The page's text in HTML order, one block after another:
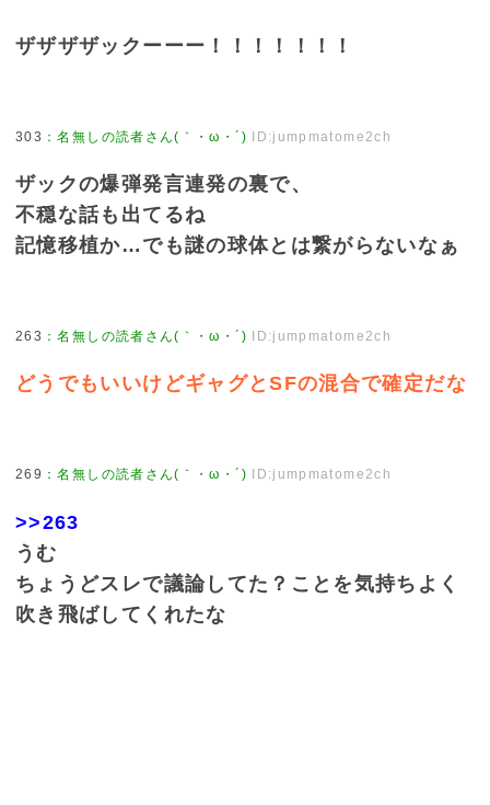
ザザザザックーーー！！！！！！！
303 ：名無しの読者さん(｀・ω・´) ID:jumpmatome2ch
ザックの爆弾発言連発の裏で、
不穏な話も出てるね
記憶移植か…でも謎の球体とは繋がらないなぁ
263 ：名無しの読者さん(｀・ω・´) ID:jumpmatome2ch
どうでもいいけどギャグとSFの混合で確定だな
269 ：名無しの読者さん(｀・ω・´) ID:jumpmatome2ch
>>263
うむ
ちょうどスレで議論してた？ことを気持ちよく
吹き飛ばしてくれたな